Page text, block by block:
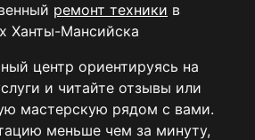
ремонт техники в
Ханты-Мансийска
центр ориентируясь на
и читайте отзывы или
мастерскую рядом с вами.
меньше чем за минуту,